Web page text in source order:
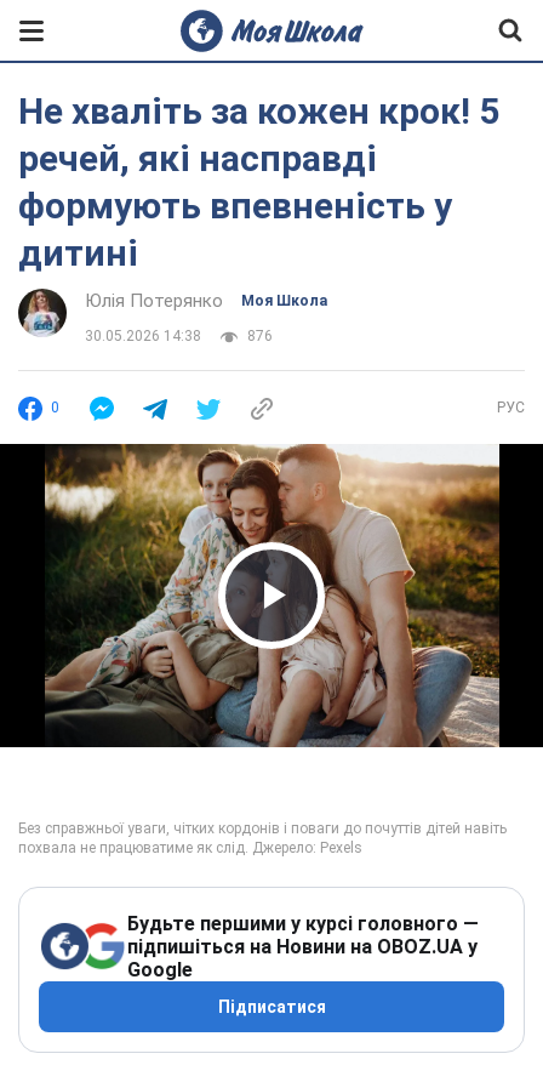
Не хваліть за кожен крок! 5
речей, які насправді
формують впевненість у
дитині
Юлія Потерянко Моя Школа
30.05.2026 14:38 876
0 РУС
Play Video
Будьте першими у курсі головного —
підпишіться на Новини на OBOZ.UA у
Google
Підписатися